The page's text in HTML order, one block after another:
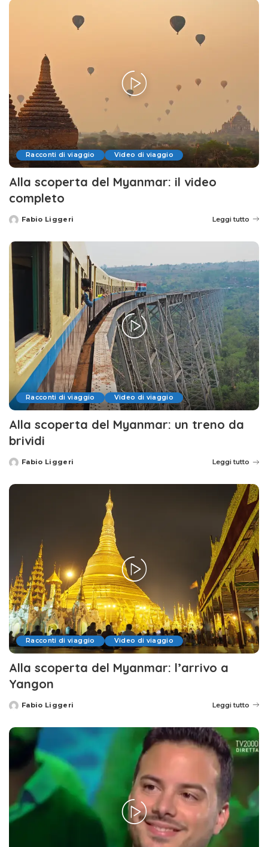
Racconti di viaggio Video di viaggio
Alla scoperta del Myanmar: il video
completo
Posted
Fabio Liggeri Leggi tutto
Racconti di viaggio Video di viaggio
Alla scoperta del Myanmar: un treno da
brividi
Posted
Fabio Liggeri Leggi tutto
Racconti di viaggio Video di viaggio
Alla scoperta del Myanmar: l’arrivo a
Yangon
Posted
Fabio Liggeri Leggi tutto